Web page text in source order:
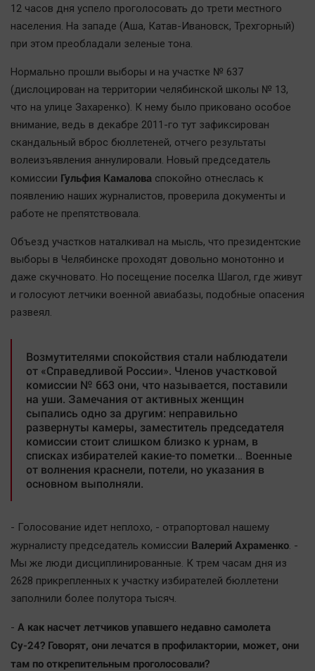
Народная журналистика
Наука
Отдых
Персона
Последняя инстанция
Светская жизнь
12 часов дня успело проголосовать до трети местного
населения. На западе (Аша, Катав-Ивановск, Трехгорный)
при этом преобладали зеленые тона.
Нормально прошли выборы и на участке № 637
(дислоцирован на территории челябинской школы № 13,
что на улице Захаренко). К нему было приковано особое
внимание, ведь в декабре 2011-го тут зафиксирован
скандальный вброс бюллетеней, отчего результаты
волеизъявления аннулировали. Новый председатель
комиссии Гульфия Камалова спокойно отнеслась к
появлению наших журналистов, проверила документы и
работе не препятствовала.
Объезд участков наталкивал на мысль, что президентские
выборы в Челябинске проходят довольно монотонно и
даже скучновато. Но посещение поселка Шагол, где живут
и голосуют летчики военной авиабазы, подобные опасения
развеял.
Возмутителями спокойствия стали наблюдатели
от «Справедливой России». Членов участковой
комиссии № 663 они, что называется, поставили
на уши. Замечания от активных женщин
сыпались одно за другим: неправильно
развернуты камеры, заместитель председателя
комиссии стоит слишком близко к урнам, в
списках избирателей какие-то пометки… Военные
от волнения краснели, потели, но указания в
основном выполняли.
- Голосование идет неплохо, - отрапортовал нашему
журналисту председатель комиссии Валерий Ахраменко. -
Мы же люди дисциплинированные. К трем часам дня из
2628 прикрепленных к участку избирателей бюллетени
заполнили более полутора тысяч.
- А как насчет летчиков упавшего недавно самолета
Су-24? Говорят, они лечатся в профилактории, может, они
там по открепительным проголосовали?